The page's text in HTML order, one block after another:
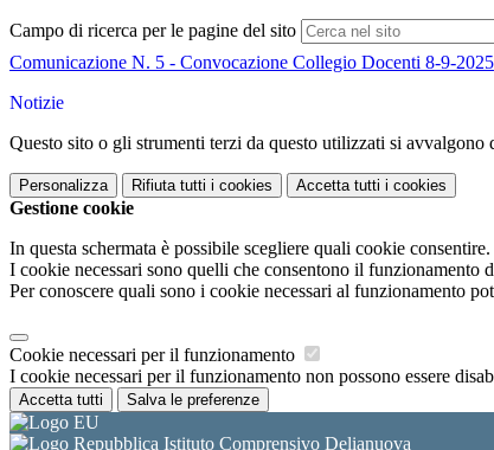
Campo di ricerca per le pagine del sito
Comunicazione N. 5 - Convocazione Collegio Docenti 8-9-2025
Notizie
Questo sito o gli strumenti terzi da questo utilizzati si
Personalizza Rifiuta tutti i cookies Accetta tutti i cookies
Gestione cookie
In questa schermata è possibile scegliere quali cookie consentire.
I cookie necessari sono quelli che consentono il funzionamento
Per conoscere quali sono i cookie necessari al funzionamento
Cookie necessari per il funzionamento
I cookie necessari per il funzionamento non possono essere
Accetta tutti Salva le preferenze
Istituto Comprensivo Delianuova